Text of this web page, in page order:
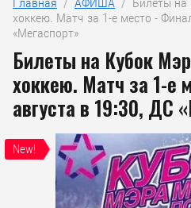
хоккею. Матч за 1-е место -
«Мегаспорт»
Билеты на Кубок
хоккею. Матч за 1-е
августа в 19:30, ДС
New!